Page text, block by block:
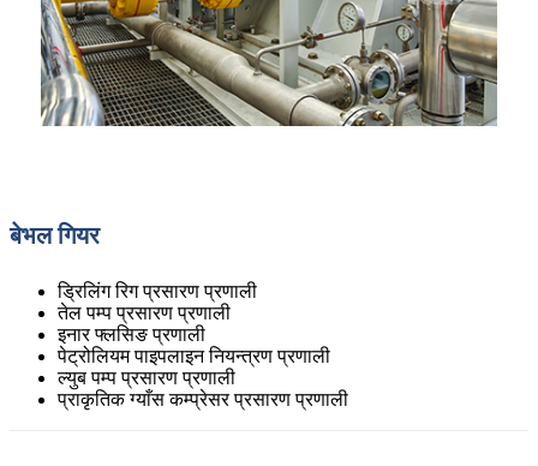
बेभल गियर
ड्रिलिंग रिग प्रसारण प्रणाली
तेल पम्प प्रसारण प्रणाली
इनार फ्लसिङ प्रणाली
पेट्रोलियम पाइपलाइन नियन्त्रण प्रणाली
ल्युब पम्प प्रसारण प्रणाली
प्राकृतिक ग्याँस कम्प्रेसर प्रसारण प्रणाली